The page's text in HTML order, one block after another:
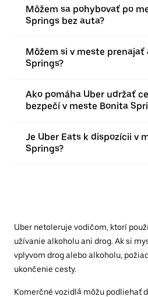
Môžem sa pohybovať po
Springs bez auta?
Môžem si v meste prenajať
Springs?
Ako pomáha Uber udržať
bezpečí v meste Bonita
Je Uber Eats k dispozícii v
Springs?
Uber netoleruje vodičom, ktorí
užívanie alkoholu ani drog. Ak si
vplyvom drog alebo alkoholu,
ukončenie cesty.
Komerčné vozidlá môžu podliehať